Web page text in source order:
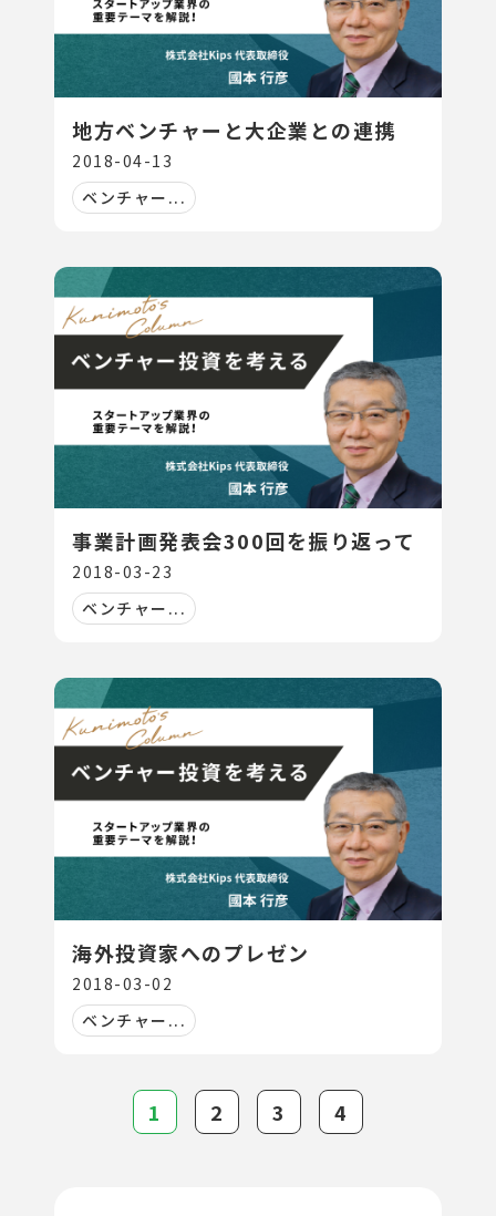
地方ベンチャーと大企業との連携
2018-04-13
ベンチャー...
事業計画発表会300回を振り返って
2018-03-23
ベンチャー...
海外投資家へのプレゼン
2018-03-02
ベンチャー...
1 2 3 4